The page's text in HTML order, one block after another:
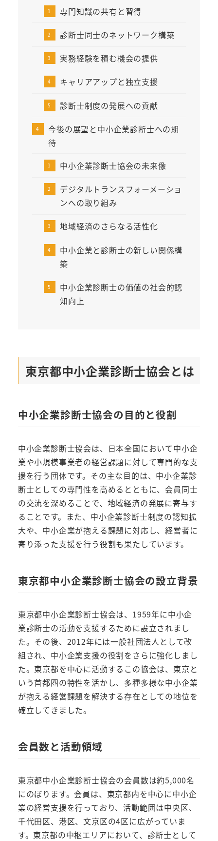
専門知識の共有と習得
診断士同士のネットワーク構築
実務経験を積む機会の提供
キャリアアップと独立支援
診断士制度の発展への貢献
今後の展望と中小企業診断士への期
待
中小企業診断士協会の未来像
デジタルトランスフォーメーショ
ンへの取り組み
地域経済のさらなる活性化
中小企業と診断士の新しい関係構
築
中小企業診断士の価値の社会的認
知向上
東京都中小企業診断士協会とは
中小企業診断士協会の目的と役割
中小企業診断士協会は、日本全国において中小企
業や小規模事業者の経営課題に対して専門的な支
援を行う団体です。その主な目的は、中小企業診
断士としての専門性を高めるとともに、会員同士
の交流を深めることで、地域経済の発展に寄与す
ることです。また、中小企業診断士制度の認知拡
大や、中小企業が抱える課題に対応し、経営者に
寄り添った支援を行う役割も果たしています。
東京都中小企業診断士協会の設立背景
東京都中小企業診断士協会は、1959年に中小企
業診断士の活動を支援するために設立されまし
た。その後、2012年には一般社団法人として改
組され、中小企業支援の役割をさらに強化しまし
た。東京都を中心に活動するこの協会は、東京と
いう首都圏の特性を活かし、多種多様な中小企業
が抱える経営課題を解決する存在としての地位を
確立してきました。
会員数と活動領域
東京都中小企業診断士協会の会員数は約5,000名
にのぼります。会員は、東京都内を中心に中小企
業の経営支援を行っており、活動範囲は中央区、
千代田区、港区、文京区の4区に広がっていま
す。東京都の中枢エリアにおいて、診断士として